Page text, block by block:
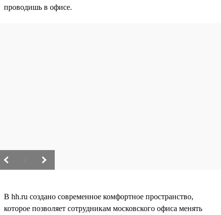
проводишь в офисе.
В hh.ru создано современное комфортное пространство,
которое позволяет сотрудникам московского офиса менять